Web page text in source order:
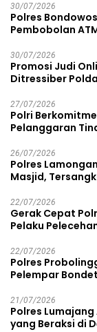
30/07/2026
Polres
Pembobolan
30/07/2026
Promosi Judi
Ditressiber
27/07/2026
Polri
Pelanggaran
26/07/2026
Polres
Masjid,
22/07/2026
Gerak Cepat
Pelaku
22/07/2026
Polres
Pelempar
21/07/2026
Polres
yang Beraksi di